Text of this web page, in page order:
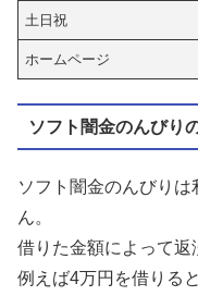
土日祝
ホームページ
ソフト闇金のんびり
ソフト闇金のんびり
ん。
借りた金額によって返
例えば4万円を借りる